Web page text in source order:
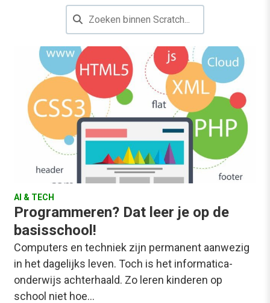
AI & TECH
Programmeren? Dat leer je op de
basisschool!
Computers en techniek zijn permanent aanwezig
in het dagelijks leven. Toch is het informatica-
onderwijs achterhaald. Zo leren kinderen op
school niet hoe…